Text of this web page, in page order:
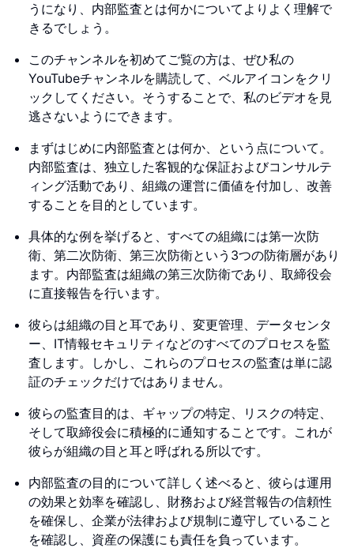
うになり、内部監査とは何かについてよりよく理解で
きるでしょう。
このチャンネルを初めてご覧の方は、ぜひ私の
YouTubeチャンネルを購読して、ベルアイコンをクリ
ックしてください。そうすることで、私のビデオを見
逃さないようにできます。
まずはじめに内部監査とは何か、という点について。
内部監査は、独立した客観的な保証およびコンサルテ
ィング活動であり、組織の運営に価値を付加し、改善
することを目的としています。
具体的な例を挙げると、すべての組織には第一次防
衛、第二次防衛、第三次防衛という3つの防衛層があり
ます。内部監査は組織の第三次防衛であり、取締役会
に直接報告を行います。
彼らは組織の目と耳であり、変更管理、データセンタ
ー、IT情報セキュリティなどのすべてのプロセスを監
査します。しかし、これらのプロセスの監査は単に認
証のチェックだけではありません。
彼らの監査目的は、ギャップの特定、リスクの特定、
そして取締役会に積極的に通知することです。これが
彼らが組織の目と耳と呼ばれる所以です。
内部監査の目的について詳しく述べると、彼らは運用
の効果と効率を確認し、財務および経営報告の信頼性
を確保し、企業が法律および規制に遵守していること
を確認し、資産の保護にも責任を負っています。